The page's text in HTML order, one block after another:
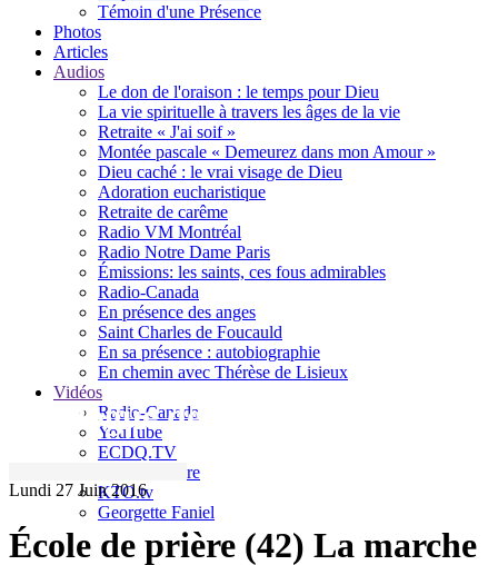
Témoin d'une Présence
Photos
Articles
Audios
Le don de l'oraison : le temps pour Dieu
La vie spirituelle à travers les âges de la vie
Retraite « J'ai soif »
Montée pascale « Demeurez dans mon Amour »
Dieu caché : le vrai visage de Dieu
Adoration eucharistique
Retraite de carême
Radio VM Montréal
Radio Notre Dame Paris
Émissions: les saints, ces fous admirables
Radio-Canada
En présence des anges
Saint Charles de Foucauld
En sa présence : autobiographie
En chemin avec Thérèse de Lisieux
Vidéos
Radio-Canada
YouTube
ECDQ.TV
Sel et Lumière
KTO.tv
Georgette Faniel
Le blogue de Jacques Gauthier
Lundi 27 Juin 2016
École de prière (42) La marche